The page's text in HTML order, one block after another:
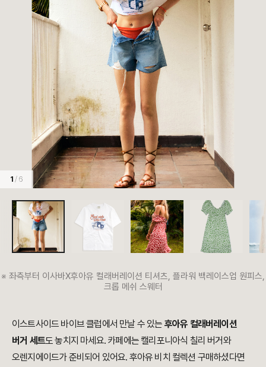
1 / 6
※ 좌측부터 이사바X후아유 컬래버레이션 티셔츠, 플라워 백레이스업 원피스,
크롭 메쉬 스웨터
이스트사이드 바이브 클럽에서 만날 수 있는 후아유 컬래버레이션
버거 세트도 놓치지 마세요. 카페에는 캘리포니아식 칠리 버거와
오렌지에이드가 준비되어 있어요. 후아유 비치 컬렉션 구매하셨다면